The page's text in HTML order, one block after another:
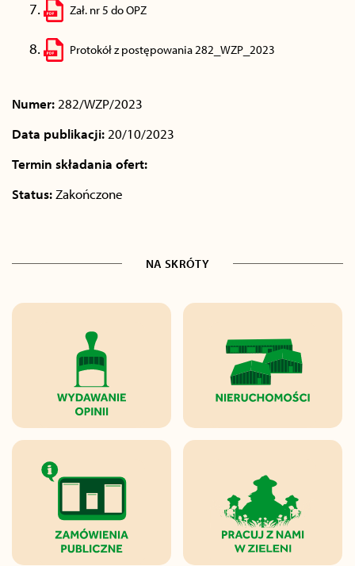
Zał. nr 5 do OPZ
Protokół z postępowania 282_WZP_2023
Numer: 282/WZP/2023
Data publikacji: 20/10/2023
Termin składania ofert:
Status: Zakończone
NA SKRÓTY